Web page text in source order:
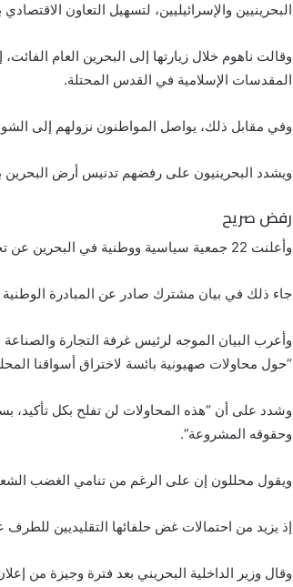
البحرينيين والإسرائيليين، لتسهيل التعاون الاقتصادي
وقالت ناهوم خلال زيارتها إلى البحرين العام
المقدسات الإسلامية في القدس المحتلة.
وفي مقابل ذلك، يواصل المواطنون نزولهم إلى
ويشدد البحرينيون على رفضهم تدنيس أرض البحرين
رفض صريح
وأعلنت 22 جمعية سياسية ووطنية في البحرين عن تحركات لمواجهة “الاختراق المالي والتجاري الصهيوني” لأسواق البحرين.
جاء ذلك في بيان مشترك صادر عن المبادرة الوطنية
وأعرب البيان الموجه لرئيس غرفة التجارة
“حول محاولات صهيونية بائسة لاختراق أسواقنا
وشدد على أن “هذه المحاولات لن تفلح بكل
وحقوقه المشروعة”.
ويقول محللون إن على الرغم من تنامي الغضب
إذ يزيد من احتمالات غض حلفائها التقليديين
وقال وزير الداخلية البحريني بعد فترة وجيزة من